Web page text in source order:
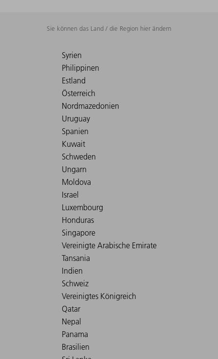
Sie können das Land / die Region hier ändern